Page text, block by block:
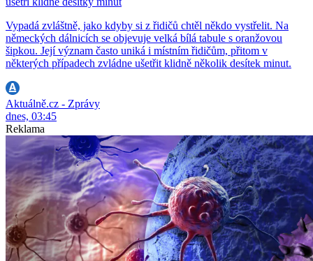
Vypadá zvláštně, jako kdyby si z řidičů chtěl někdo vystřelit. Na
německých dálnicích se objevuje velká bílá tabule s oranžovou
šipkou. Její význam často uniká i místním řidičům, přitom v
některých případech zvládne ušetřit klidně několik desítek minut.
Aktuálně.cz - Zprávy
dnes, 03:45
Reklama